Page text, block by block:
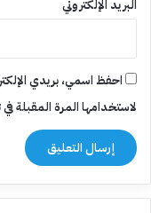
البريد الإلكتروني
احفظ اسمي، بريدي
لاستخدامها المرة المقبلة